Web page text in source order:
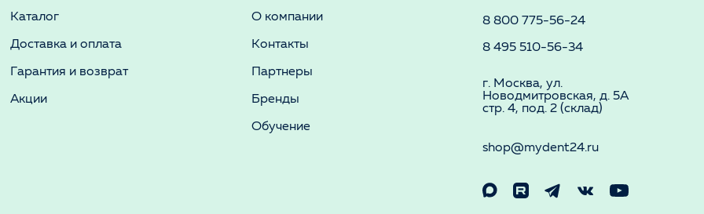
Каталог
Доставка и оплата
Гарантия и возврат
Акции
О компании
Контакты
Партнеры
Бренды
Обучение
8 800 775-56-24
8 495 510-56-34
г. Москва, ул.
Новодмитровская, д. 5А
стр. 4, под. 2 (склад)
shop@mydent24.ru